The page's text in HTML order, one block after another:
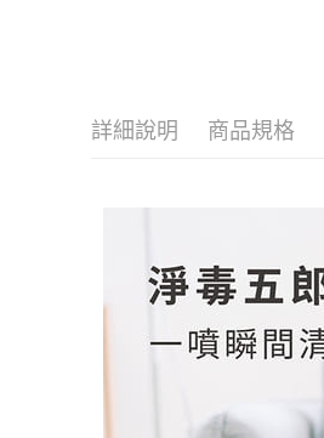
詳細說明 商品規格